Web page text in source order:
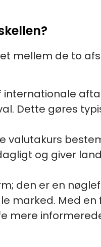
mellem de to
internationale
Dette gøres
valutakurs
og giver
den er en
marked. Med
mere